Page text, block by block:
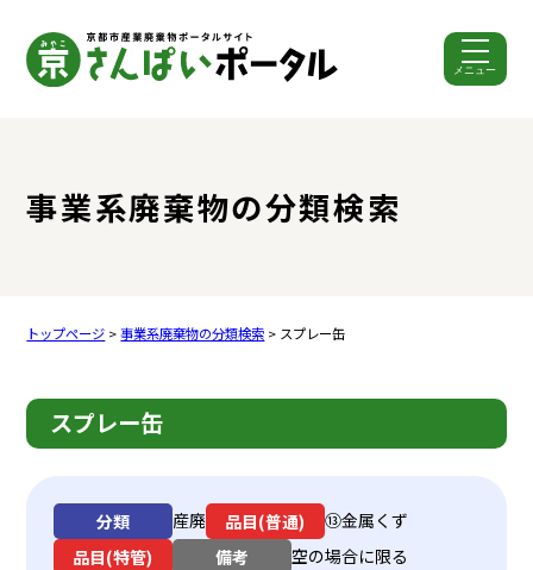
メニュー
事業系廃棄物の分類検索
トップページ >事業系廃棄物の分類検索 > スプレー缶
スプレー缶
分類 産廃 品目(普通)
⑬金属くず
品目(特管)
備考 空の場合に限る